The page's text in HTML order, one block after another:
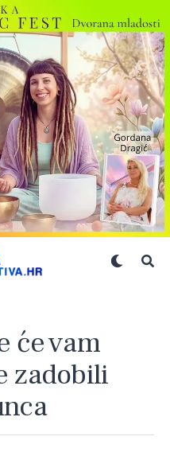
će vam
zadobili